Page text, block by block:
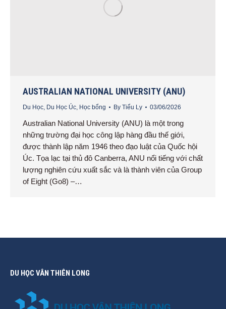
AUSTRALIAN NATIONAL UNIVERSITY (ANU)
Du Học, Du Học Úc, Học bổng By Tiểu Ly 03/06/2026
Australian National University (ANU) là một trong
những trường đại học công lập hàng đầu thế giới,
được thành lập năm 1946 theo đạo luật của Quốc hội
Úc. Tọa lạc tại thủ đô Canberra, ANU nổi tiếng với chất
lượng nghiên cứu xuất sắc và là thành viên của Group
of Eight (Go8) –…
DU HỌC VÂN THIÊN LONG